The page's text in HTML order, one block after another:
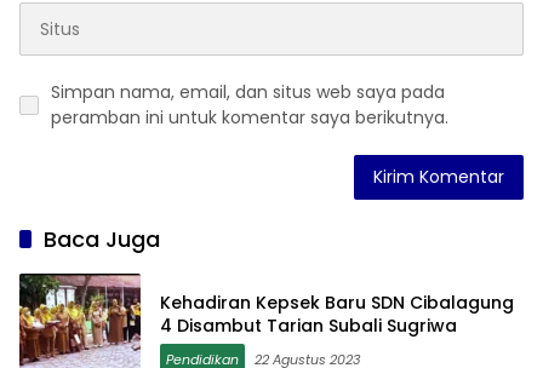
Simpan nama, email, dan situs web saya pada
peramban ini untuk komentar saya berikutnya.
Baca Juga
Kehadiran Kepsek Baru SDN Cibalagung
4 Disambut Tarian Subali Sugriwa
Pendidikan 22 Agustus 2023